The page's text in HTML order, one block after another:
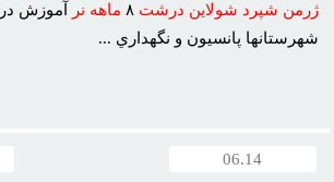
ژرمن شپرد شولاين درشت ماهه نر
آموزش
شهرستانها پانسيون و نگهداري ...
06.14